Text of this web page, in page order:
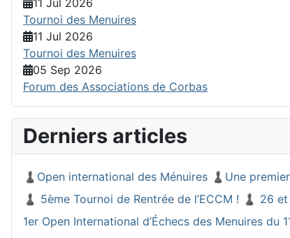
11 Jul 2026
Tournoi des Menuires
11 Jul 2026
Tournoi des Menuires
05 Sep 2026
Forum des Associations de Corbas
Derniers articles
♟️Open international des Ménuires ♟️Une
♟️ 5ème Tournoi de Rentrée de l’ECCM ! ♟️ 26
1er Open International d’Échecs des Menuires du